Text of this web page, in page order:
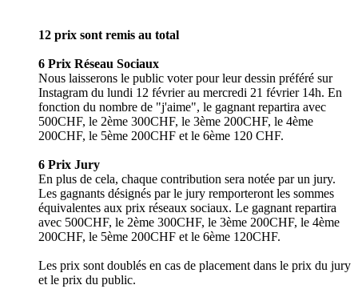
12 prix sont remis au total
6 Prix Réseau Sociaux
Nous laisserons le public voter pour leur dessin préféré sur
Instagram du lundi 12 février au mercredi 21 février 14h. En
fonction du nombre de "j'aime", le gagnant repartira avec
500CHF, le 2ème 300CHF, le 3ème 200CHF, le 4ème
200CHF, le 5ème 200CHF et le 6ème 120 CHF.
6 Prix Jury
En plus de cela, chaque contribution sera notée par un jury.
Les gagnants désignés par le jury remporteront les sommes
équivalentes aux prix réseaux sociaux. Le gagnant repartira
avec 500CHF, le 2ème 300CHF, le 3ème 200CHF, le 4ème
200CHF, le 5ème 200CHF et le 6ème 120CHF.
Les prix sont doublés en cas de placement dans le prix du jury
et le prix du public.